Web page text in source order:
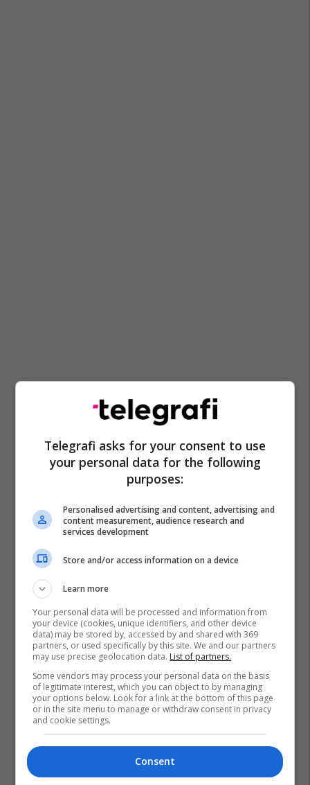
Telegrafi asks for your consent to use
your personal data for the following
purposes:
Personalised advertising and content, advertising and
content measurement, audience research and
services development
Store and/or access information on a device
Learn more
Your personal data will be processed and information from
your device (cookies, unique identifiers, and other device
data) may be stored by, accessed by and shared with 369
partners, or used specifically by this site. We and our partners
may use precise geolocation data. List of partners.
Some vendors may process your personal data on the basis
of legitimate interest, which you can object to by managing
your options below. Look for a link at the bottom of this page
or in the site menu to manage or withdraw consent in privacy
and cookie settings.
Consent